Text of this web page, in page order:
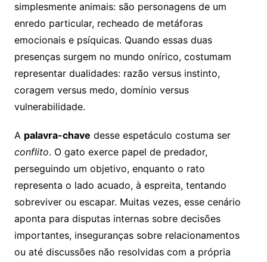
simplesmente animais: são personagens de um
enredo particular, recheado de metáforas
emocionais e psíquicas. Quando essas duas
presenças surgem no mundo onírico, costumam
representar dualidades: razão versus instinto,
coragem versus medo, domínio versus
vulnerabilidade.
A palavra-chave desse espetáculo costuma ser
conflito. O gato exerce papel de predador,
perseguindo um objetivo, enquanto o rato
representa o lado acuado, à espreita, tentando
sobreviver ou escapar. Muitas vezes, esse cenário
aponta para disputas internas sobre decisões
importantes, inseguranças sobre relacionamentos
ou até discussões não resolvidas com a própria